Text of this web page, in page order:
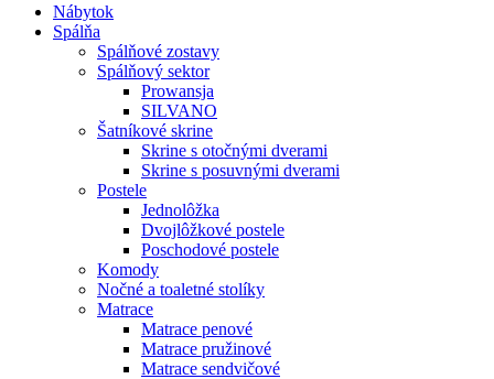
Nábytok
Spálňa
Spálňové zostavy
Spálňový sektor
Prowansja
SILVANO
Šatníkové skrine
Skrine s otočnými dverami
Skrine s posuvnými dverami
Postele
Jednolôžka
Dvojlôžkové postele
Poschodové postele
Komody
Nočné a toaletné stolíky
Matrace
Matrace penové
Matrace pružinové
Matrace sendvičové